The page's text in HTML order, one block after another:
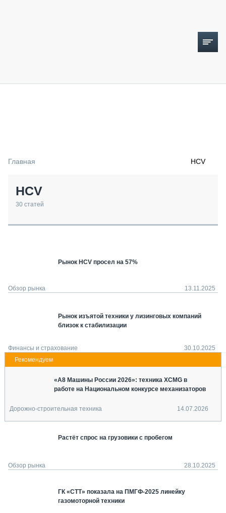
ТЕХНИКА КРУПНЫМ ПЛАНОМ
ИСПЫТАТЕЛИ
МЕРОПРИЯТИЯ
О ПРОЕКТЕ
Главная HCV
HCV
30 статей
Рынок HCV просел на 57%
Обзор рынка 13.11.2025
Рынок изъятой техники у лизинговых компаний
близок к стабилизации
Финансы и страхование 30.10.2025
«А8 Машины России 2026»: техника XCMG в
работе на Национальном конкурсе механизаторов
Дорожно-строительная техника 14.07.2026
Растёт спрос на грузовики с пробегом
Обзор рынка 28.10.2025
ГК «СТТ» показала на ПМГФ-2025 линейку
газомоторной техники